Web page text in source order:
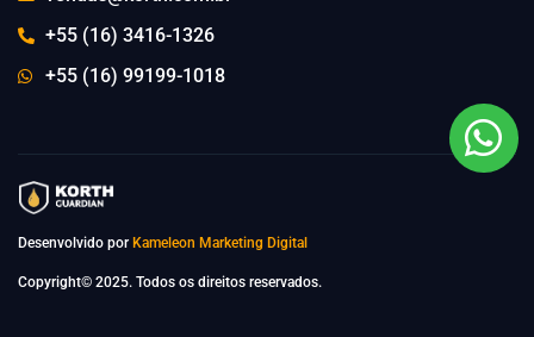
+55 (16) 3416-1326
+55 (16) 99199-1018
Desenvolvido por Kameleon Marketing Digital
Copyright© 2025. Todos os direitos reservados.